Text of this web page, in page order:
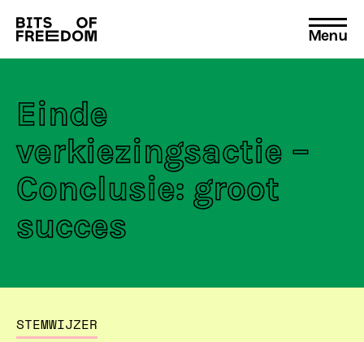
Search
for:
Menu
Einde
verkiezingsactie –
Conclusie: groot
succes
STEMWIJZER